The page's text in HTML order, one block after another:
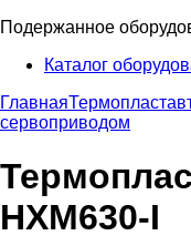
Подержанное
Каталог
Главная
сервоприводом
HXM630-I